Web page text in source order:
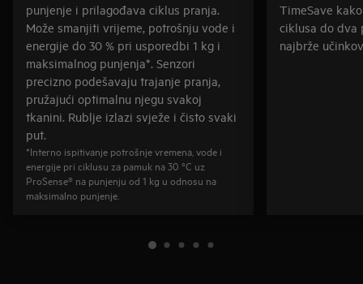
punjenje i prilagođava ciklus pranja.
Može smanjiti vrijeme, potrošnju vode i
energije do 30 % pri usporedbi 1 kg i
maksimalnog punjenja*. Senzori
precizno podešavaju trajanje pranja,
pružajući optimalnu njegu svakoj
tkanini. Rublje izlazi svježe i čisto svaki
put.
*Interno ispitivanje potrošnje vremena, vode i
energije pri ciklusu za pamuk na 30 °C uz
ProSense® na punjenju od 1 kg u odnosu na
maksimalno punjenje.
TimeSave
ciklusa do dva
najbrže